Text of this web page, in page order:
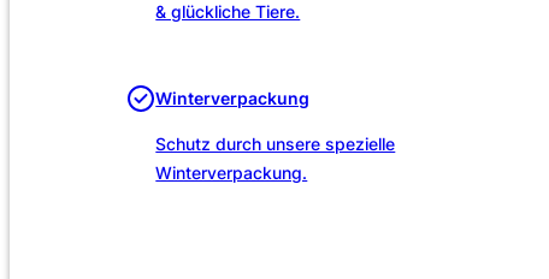
& glückliche Tiere.
Winterverpackung
Schutz durch unsere spezielle
Winterverpackung.